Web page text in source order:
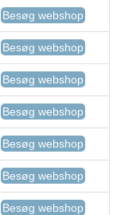
Besøg webshop
Besøg webshop
Besøg webshop
Besøg webshop
Besøg webshop
Besøg webshop
Besøg webshop